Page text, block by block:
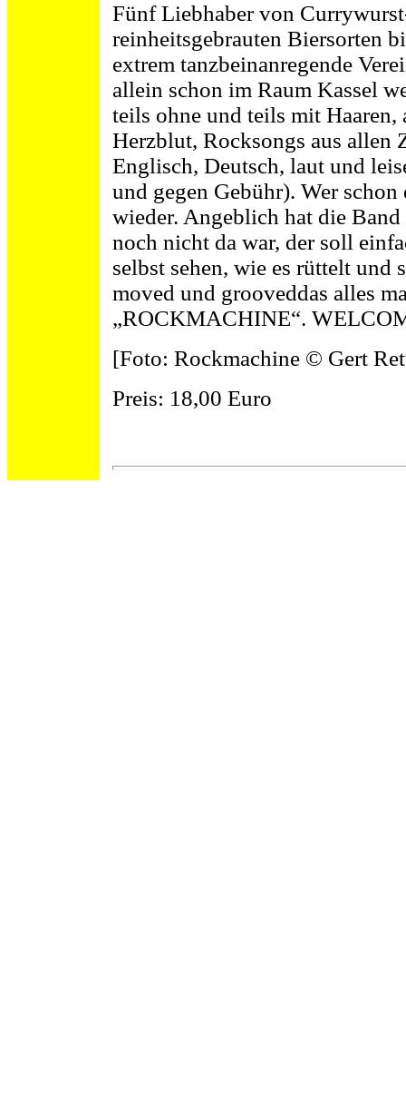
Fünf Liebhaber von
reinheitsgebrauten Biersorten
extrem tanzbeinanregende
allein schon im Raum Kassel
teils ohne und teils mit
Herzblut, Rocksongs aus allen
Englisch, Deutsch, laut und
und gegen Gebühr). Wer
wieder. Angeblich hat die
noch nicht da war, der soll
selbst sehen, wie es rüttelt
moved und grooveddas alles
„ROCKMACHINE“.
[Foto: Rockmachine © Gert
Preis: 18,00 Euro